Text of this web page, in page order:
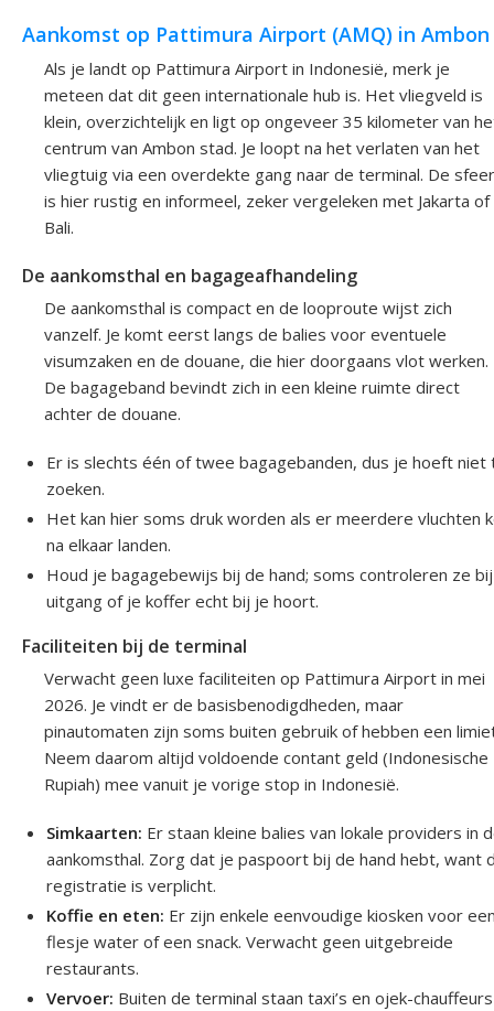
Aankomst op Pattimura Airport (AMQ) in Ambon
Als je landt op Pattimura Airport in Indonesië, merk je
meteen dat dit geen internationale hub is. Het vliegveld is
klein, overzichtelijk en ligt op ongeveer 35 kilometer van
centrum van Ambon stad. Je loopt na het verlaten van het
vliegtuig via een overdekte gang naar de terminal. De sfeer
is hier rustig en informeel, zeker vergeleken met Jakarta of
Bali.
De aankomsthal en bagageafhandeling
De aankomsthal is compact en de looproute wijst zich
vanzelf. Je komt eerst langs de balies voor eventuele
visumzaken en de douane, die hier doorgaans vlot werken.
De bagageband bevindt zich in een kleine ruimte direct
achter de douane.
Er is slechts één of twee bagagebanden, dus je hoeft niet
zoeken.
Het kan hier soms druk worden als er meerdere vluchten
na elkaar landen.
Houd je bagagebewijs bij de hand; soms controleren ze
uitgang of je koffer echt bij je hoort.
Faciliteiten bij de terminal
Verwacht geen luxe faciliteiten op Pattimura Airport in mei
2026. Je vindt er de basisbenodigdheden, maar
pinautomaten zijn soms buiten gebruik of hebben een
Neem daarom altijd voldoende contant geld (Indonesische
Rupiah) mee vanuit je vorige stop in Indonesië.
Simkaarten: Er staan kleine balies van lokale providers in
aankomsthal. Zorg dat je paspoort bij de hand hebt, want
registratie is verplicht.
Koffie en eten: Er zijn enkele eenvoudige kiosken voor
flesje water of een snack. Verwacht geen uitgebreide
restaurants.
Vervoer: Buiten de terminal staan taxi’s en ojek-chauffeurs